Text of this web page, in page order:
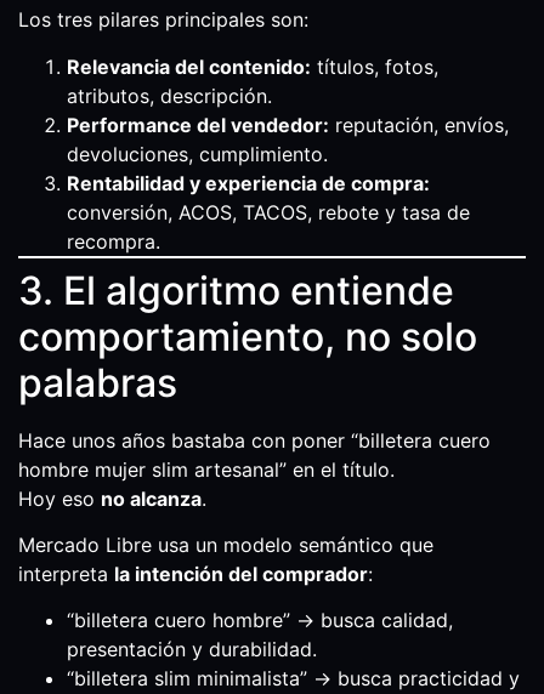
Los tres pilares principales son:
Relevancia del contenido: títulos, fotos,
atributos, descripción.
Performance del vendedor: reputación, envíos,
devoluciones, cumplimiento.
Rentabilidad y experiencia de compra:
conversión, ACOS, TACOS, rebote y tasa de
recompra.
3. El algoritmo entiende
comportamiento, no solo
palabras
Hace unos años bastaba con poner “billetera cuero
hombre mujer slim artesanal” en el título.
Hoy eso no alcanza.
Mercado Libre usa un modelo semántico que
interpreta la intención del comprador:
“billetera cuero hombre” → busca calidad,
presentación y durabilidad.
“billetera slim minimalista” → busca practicidad y